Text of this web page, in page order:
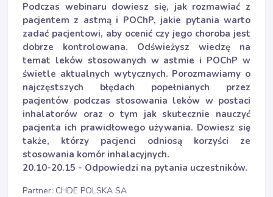
Podczas webinaru dowiesz się, jak rozmawiać z
pacjentem z astmą i POChP, jakie pytania warto
zadać pacjentowi, aby ocenić czy jego choroba jest
dobrze kontrolowana. Odświeżysz wiedzę na
temat leków stosowanych w astmie i POChP w
świetle aktualnych wytycznych. Porozmawiamy o
najczęstszych błędach popełnianych przez
pacjentów podczas stosowania leków w postaci
inhalatorów oraz o tym jak skutecznie nauczyć
pacjenta ich prawidłowego używania. Dowiesz się
także, którzy pacjenci odniosą korzyści ze
stosowania komór inhalacyjnych.
20.10-20.15 - Odpowiedzi na pytania uczestników.
Partner: CHDE POLSKA SA